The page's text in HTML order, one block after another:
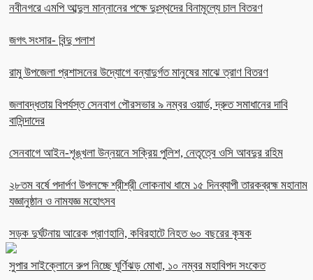
নবীনগরে এমপি আব্দুল মান্নানের পক্ষে দুঃস্থদের বিনামূল্যে চাল বিতরণ
জগৎ সংসার- বিন্দু পলাশ
রামু উপজেলা প্রশাসনের উদ্যোগে বন্যাদুর্গত মানুষের মাঝে ত্রাণ বিতরণ
জলাবদ্ধতায় বিপর্যস্ত সেনবাগ পৌরসভার ৯ নম্বর ওয়ার্ড, দ্রুত সমাধানের দাবি
বাসিন্দাদের
সেনবাগে আইন-শৃঙ্খলা উন্নয়নে সক্রিয় পুলিশ, নেতৃত্বে ওসি আবদুর রহিম
২৮তম বর্ষে পদার্পণ উপলক্ষে শ্রীশ্রী লোকনাথ ধামে ১৫ দিনব্যাপী তারকব্রহ্ম মহানাম
যজ্ঞানুষ্ঠান ও নামযজ্ঞ মহোৎসব
সড়ক দুর্ঘটনায় আরেক প্রাণহানি, কবিরহাটে নিহত ৬০ বছরের কৃষক
সুপার সাইক্লোনে রুপ নিচ্ছে ঘূর্ণিঝড় মোখা, ১০ নম্বর মহাবিপদ সংকেত